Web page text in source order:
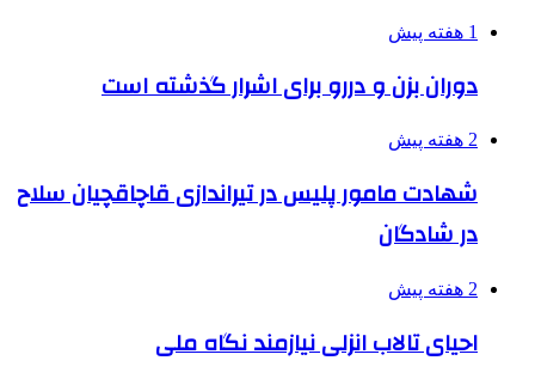
1 هفته پیش
دوران بزن و دررو برای اشرار گذشته است
2 هفته پیش
شهادت مامور پلیس در تیراندازی قاچاقچیان سلاح
در شادگان
2 هفته پیش
احیای تالاب انزلی نیازمند نگاه ملی